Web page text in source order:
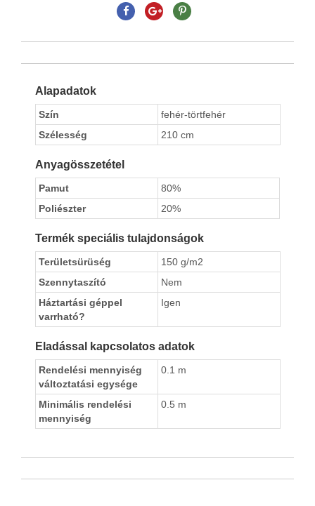
Alapadatok
Szín
fehér-törtfehér
Szélesség
210 cm
Anyagösszetétel
Pamut
80%
Poliészter
20%
Termék speciális tulajdonságok
Területsürüség
150 g/m2
Szennytaszító
Nem
Háztartási géppel
varrható?
Igen
Eladással kapcsolatos adatok
Rendelési mennyiség
változtatási egysége
0.1 m
Minimális rendelési
mennyiség
0.5 m